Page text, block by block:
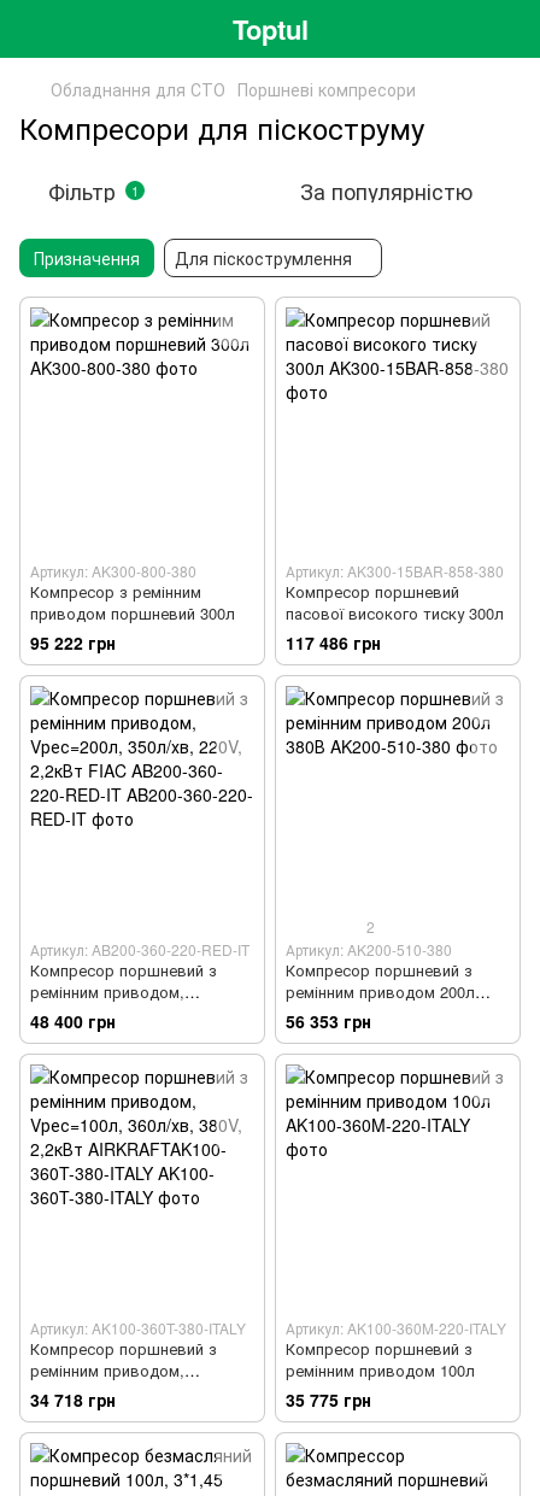
Toptul
Обладнання для СТО Поршневі компресори
Компресори для піскоструму
Фільтр 1 За популярністю
Призначення Для піскострумлення
Артикул: AK300-800-380
Компресор з ремінним
приводом поршневий 300л
95 222 грн
Артикул: AK300-15BAR-858-380
Компресор поршневий
пасової високого тиску 300л
117 486 грн
Артикул: AB200-360-220-RED-IT
Компресор поршневий з
ремінним приводом,
Vрес=200л, 350л/хв, 220V,
2,2кВт FIAC AB200-360-220-
RED-IT
48 400 грн
2
Артикул: AK200-510-380
Компресор поршневий з
ремінним приводом 200л
380В
56 353 грн
Артикул: AK100-360T-380-ITALY
Компресор поршневий з
ремінним приводом,
Vрес=100л, 360л/хв, 380V,
2,2кВт AIRKRAFTAK100-360T-
380-ITALY
34 718 грн
Артикул: AK100-360M-220-ITALY
Компресор поршневий з
ремінним приводом 100л
35 775 грн